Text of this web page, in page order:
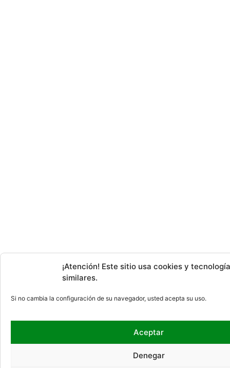
¡Atención! Este sitio usa cookies y
similares.
Si no cambia la configuración de su navegador, usted acepta su uso.
Aceptar
Denegar